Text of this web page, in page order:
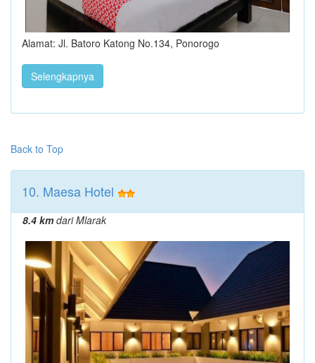
Alamat: Jl. Batoro Katong No.134, Ponorogo
Selengkapnya
Back to Top
10. Maesa Hotel
8.4 kmdari Mlarak